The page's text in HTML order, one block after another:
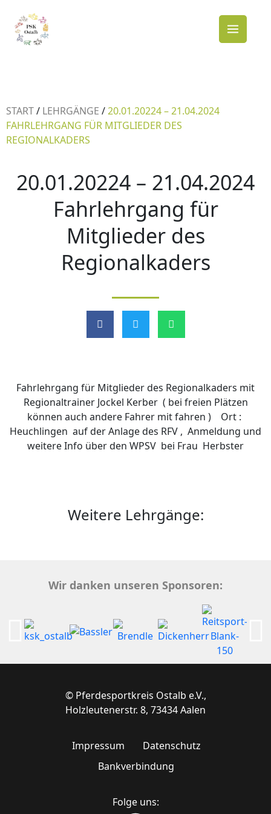
Inhalt
springen
START/ LEHRGÄNGE /20.01.20224 – 21.04.2024
FAHRLEHRGANG FÜR MITGLIEDER DES
REGIONALKADERS
20.01.20224 – 21.04.2024
Fahrlehrgang für
Mitglieder des
Regionalkaders
Fahrlehrgang für Mitglieder des Regionalkaders mit
Regionaltrainer Jockel Kerber ( bei freien Plätzen
können auch andere Fahrer mit fahren ) Ort :
Heuchlingen auf der Anlage des RFV , Anmeldung und
weitere Info über den WPSV bei Frau Herbster
Weitere Lehrgänge:
Wir danken unseren Sponsoren:
© Pferdesportkreis Ostalb e.V.,
Holzleutenerstr. 8, 73434 Aalen
Impressum
Datenschutz
Bankverbindung
Folge uns: